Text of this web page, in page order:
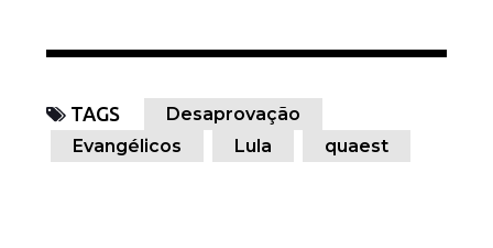
TAGS
Desaprovação
Evangélicos
Lula quaest